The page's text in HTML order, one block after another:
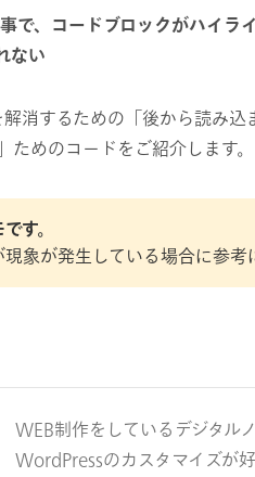
で、コードブロックがハイラ
ない
消するための「後から読み込
めのコードをご紹介します。
す。
象が発生している場合に参考
WEB制作をしているデジタル
WordPressのカスタマイズが